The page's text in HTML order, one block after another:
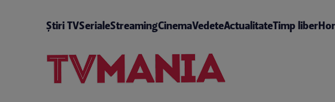
Știri TVSerialeStreamingCinemaVedeteActualitateTimp liber